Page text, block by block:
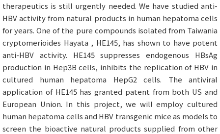
therapeutics is still urgently needed. We have studied anti-
HBV activity from natural products in human hepatoma cells
for years. One of the pure compounds isolated from Taiwania
cryptomerioides Hayata , HE145, has shown to have potent
anti-HBV activity. HE145 suppresses endogenous HBsAg
production in Hep3B cells, inhibits the replication of HBV in
cultured human hepatoma HepG2 cells. The antiviral
application of HE145 has granted patent from both US and
European Union. In this project, we will employ cultured
human hepatoma cells and HBV transgenic mice as models to
screen the bioactive natural products supplied from other